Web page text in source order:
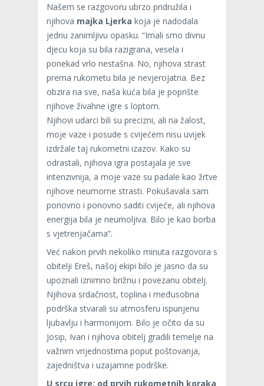
Našem se razgovoru ubrzo pridružila i
njihova majka Ljerka koja je nadodala
jednu zanimljivu opasku. “Imali smo divnu
djecu koja su bila razigrana, vesela i
ponekad vrlo nestašna. No, njihova strast
prema rukometu bila je nevjerojatna. Bez
obzira na sve, naša kuća bila je poprište
njihove živahne igre s loptom.
Njihovi udarci bili su precizni, ali na žalost,
moje vaze i posude s cvijećem nisu uvijek
izdržale taj rukometni izazov. Kako su
odrastali, njihova igra postajala je sve
intenzivnija, a moje vaze su padale kao žrtve
njihove neumorne strasti. Pokušavala sam
ponovno i ponovno saditi cvijeće, ali njihova
energija bila je neumoljiva. Bilo je kao borba
s vjetrenjačama”.
Već nakon prvih nekoliko minuta razgovora s
obitelji Ereš, našoj ekipi bilo je jasno da su
upoznali iznimno brižnu i povezanu obitelj.
Njihova srdačnost, toplina i međusobna
podrška stvarali su atmosferu ispunjenu
ljubavlju i harmonijom. Bilo je očito da su
Josip, Ivan i njihova obitelj gradili temelje na
važnim vrijednostima poput poštovanja,
zajedništva i uzajamne podrške.
U srcu igre: od prvih rukometnih koraka